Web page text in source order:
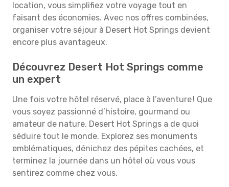
location, vous simplifiez votre voyage tout en
faisant des économies. Avec nos offres combinées,
organiser votre séjour à Desert Hot Springs devient
encore plus avantageux.
Découvrez Desert Hot Springs comme
un expert
Une fois votre hôtel réservé, place à l’aventure ! Que
vous soyez passionné d’histoire, gourmand ou
amateur de nature, Desert Hot Springs a de quoi
séduire tout le monde. Explorez ses monuments
emblématiques, dénichez des pépites cachées, et
terminez la journée dans un hôtel où vous vous
sentirez comme chez vous.